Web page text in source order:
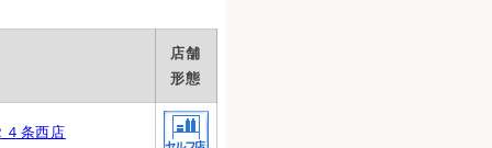
店舗
形態
４条西店